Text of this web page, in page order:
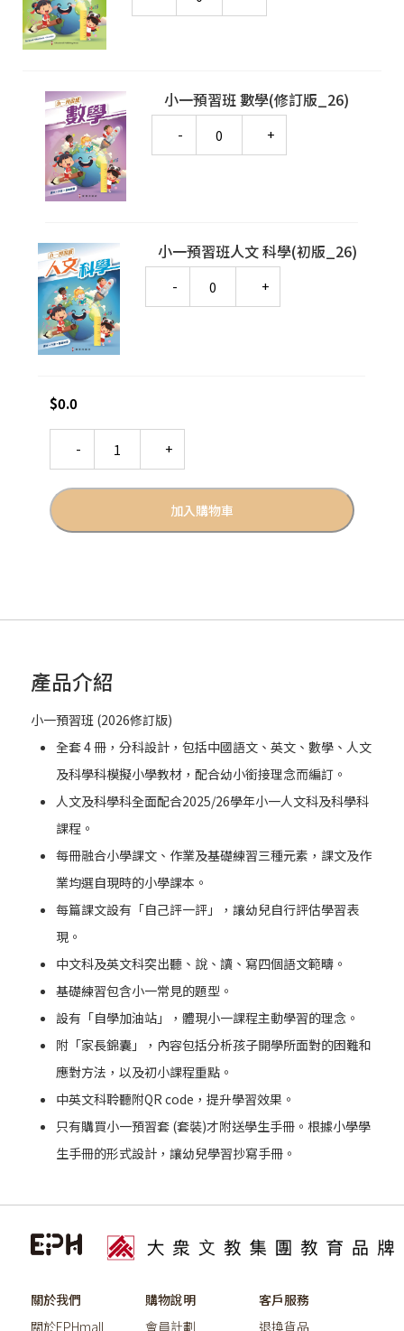
小一預習班 數學(修訂版_26)
小一預習班人文 科學(初版_26)
$0.0
加入購物車
產品介紹
小一預習班 (2026修訂版)
全套 4 冊，分科設計，包括中國語文、英文、數學、人文
及科學科模擬小學教材，配合幼小銜接理念而編訂。
人文及科學科全面配合2025/26學年小一人文科及科學科
課程。
每冊融合小學課文、作業及基礎練習三種元素，課文及作
業均選自現時的小學課本。
每篇課文設有「自己評一評」，讓幼兒自行評估學習表
現。
中文科及英文科突出聽、說、讀、寫四個語文範疇。
基礎練習包含小一常見的題型。
設有「自學加油站」，體現小一課程主動學習的理念。
附「家長錦囊」，內容包括分析孩子開學所面對的困難和
應對方法，以及初小課程重點。
中英文科聆聽附QR code，提升學習效果。
只有購買小一預習套 (套裝)才附送學生手冊。根據小學學
生手冊的形式設計，讓幼兒學習抄寫手冊。
關於我們
關於EPHmall
購物說明
會員計劃
客戶服務
退換貨品